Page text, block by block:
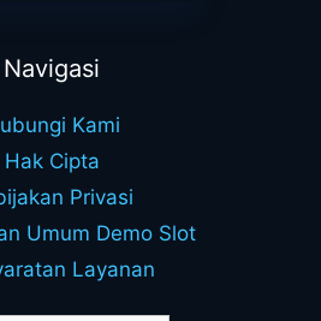
Navigasi
Kami
Hak Cipta
Privasi
Umum Demo Slot
Layanan